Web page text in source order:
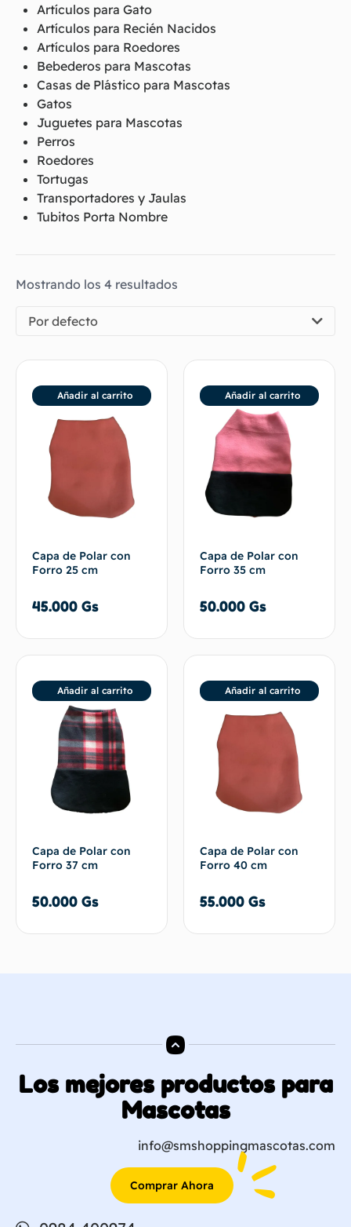
Artículos para Gato
Artículos para Recién Nacidos
Artículos para Roedores
Bebederos para Mascotas
Casas de Plástico para Mascotas
Gatos
Juguetes para Mascotas
Perros
Roedores
Tortugas
Transportadores y Jaulas
Tubitos Porta Nombre
Mostrando los 4 resultados
Por defecto
Capa de Polar con
Forro 25 cm
45.000 Gs
Añadir al carrito
Capa de Polar con
Forro 35 cm
50.000 Gs
Añadir al carrito
Capa de Polar con
Forro 37 cm
50.000 Gs
Añadir al carrito
Capa de Polar con
Forro 40 cm
55.000 Gs
Añadir al carrito
Los mejores productos para
Mascotas
info@smshoppingmascotas.com
Comprar Ahora